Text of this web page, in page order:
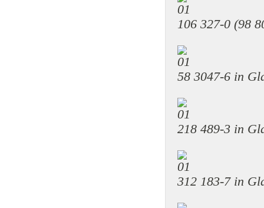
106 327-0 (98
58 3047-6 in
218 489-3 in
312 183-7 in